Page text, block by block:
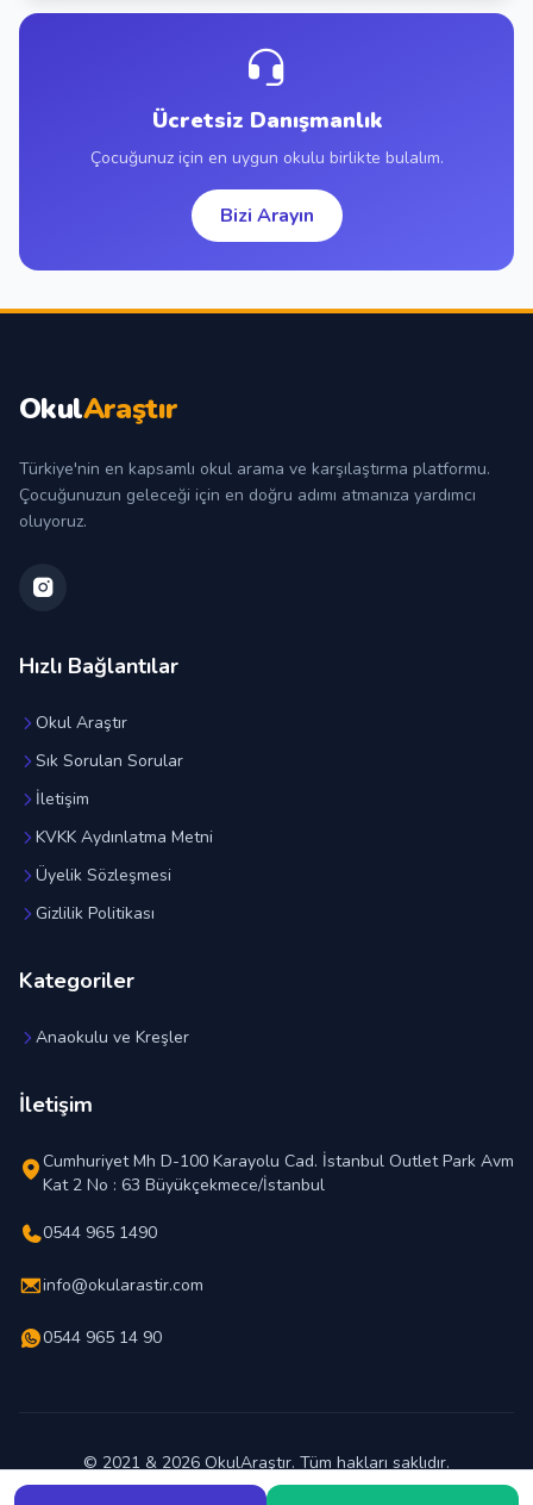
Ücretsiz Danışmanlık
Çocuğunuz için en uygun okulu birlikte bulalım.
Bizi Arayın
OkulAraştır
Türkiye'nin en kapsamlı okul arama ve karşılaştırma platformu.
Çocuğunuzun geleceği için en doğru adımı atmanıza yardımcı
oluyoruz.
Hızlı Bağlantılar
Okul Araştır
Sık Sorulan Sorular
İletişim
KVKK Aydınlatma Metni
Üyelik Sözleşmesi
Gizlilik Politikası
Kategoriler
Anaokulu ve Kreşler
İletişim
Cumhuriyet Mh D-100 Karayolu Cad. İstanbul Outlet Park Avm
Kat 2 No : 63 Büyükçekmece/İstanbul
0544 965 1490
info@okularastir.com
0544 965 14 90
© 2021 & 2026 OkulAraştır. Tüm hakları saklıdır.